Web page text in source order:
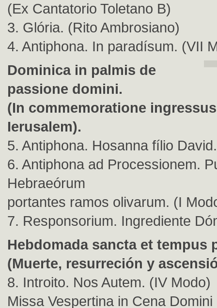
(Ex Cantatorio Toletano B)
3. Glória. (Rito Ambrosiano)
4. Antiphona. In paradísum. (VII
Dominica in palmis de
passione domini.
(In commemoratione
Ierusalem).
5. Antiphona. Hosanna fílio
6. Antiphona ad Processionem.
Hebraeórum
portantes ramos olivarum. (I
7. Responsorium. Ingrediente
Hebdomada sancta et tempus
(Muerte, resurreción y
8. Introito. Nos Autem. (IV Modo)
Missa Vespertina in Cena